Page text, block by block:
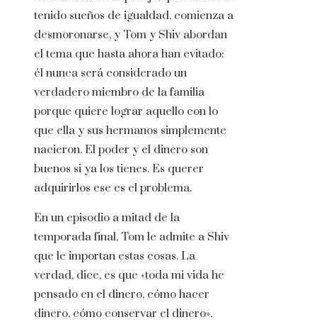
tenido sueños de igualdad, comienza a
desmoronarse, y Tom y Shiv abordan
el tema que hasta ahora han evitado:
él nunca será considerado un
verdadero miembro de la familia
porque quiere lograr aquello con lo
que ella y sus hermanos simplemente
nacieron. El poder y el dinero son
buenos si ya los tienes. Es querer
adquirirlos ese es el problema.
En un episodio a mitad de la
temporada final, Tom le admite a Shiv
que le importan estas cosas. La
verdad, dice, es que «toda mi vida he
pensado en el dinero, cómo hacer
dinero, cómo conservar el dinero».